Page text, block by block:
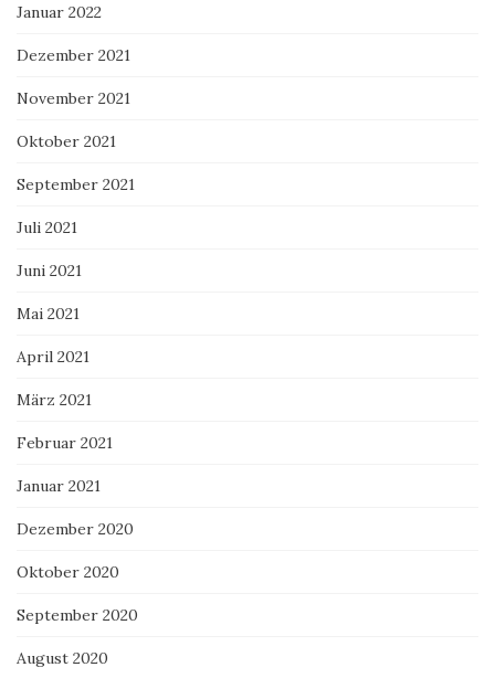
Januar 2022
Dezember 2021
November 2021
Oktober 2021
September 2021
Juli 2021
Juni 2021
Mai 2021
April 2021
März 2021
Februar 2021
Januar 2021
Dezember 2020
Oktober 2020
September 2020
August 2020